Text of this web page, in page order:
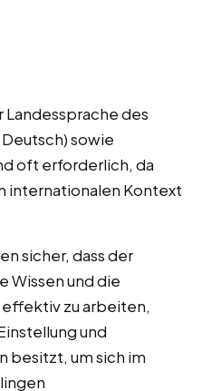
Landessprache des
sowie
oft erforderlich, da
internationalen Kontext
sicher, dass der
Wissen und die
zu arbeiten,
und
besitzt, um sich im